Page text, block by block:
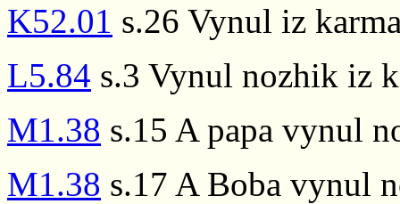
K52.01 s.26 Vynul iz
L5.84 s.3 Vynul nozhik iz
M1.38 s.15 A papa vynul
M1.38 s.17 A Boba vynul